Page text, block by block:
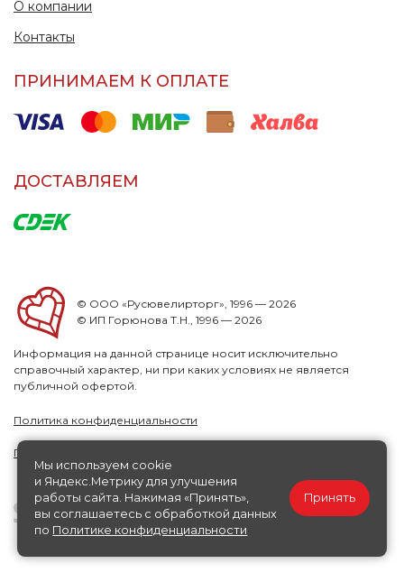
О компании
Контакты
ПРИНИМАЕМ К ОПЛАТЕ
ДОСТАВЛЯЕМ
© ООО «Русювелирторг», 1996 — 2026
© ИП Горюнова Т.Н., 1996 — 2026
Информация на данной странице носит исключительно
справочный характер, ни при каких условиях не является
публичной офертой.
Политика конфиденциальности
Публичная офера
Мы используем cookie
и Яндекс.Метрику для улучшения
работы сайта. Нажимая «Принять»,
вы соглашаетесь с обработкой данных
по Политике конфиденциальности
Принять